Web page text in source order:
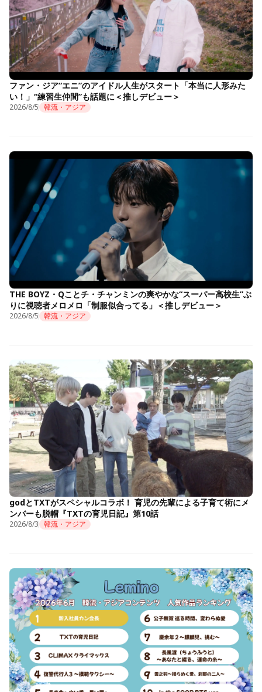
ファン・ジア“エニ”のアイドル人生がスタート「本当に人形みた
い！」“練習生仲間”も話題に＜推しデビュー＞
2026/8/5 韓流・アジア
THE BOYZ・Qことチ・チャンミンの爽やかな“スーパー高校生”ぶ
りに視聴者メロメロ「制服似合ってる」＜推しデビュー＞
2026/8/5 韓流・アジア
godとTXTがスペシャルコラボ！ 育児の先輩による子育て術にメ
ンバーも脱帽『TXTの育児日記』第10話
2026/8/3 韓流・アジア